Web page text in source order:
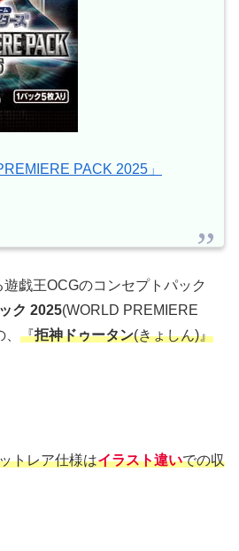
PACK 2025」
戯王OCGのコンセプトパック
ク 2025(WORLD PREMIERE
『拒神ドゥータン(きょしん)』
トレア仕様はイラスト違いでの収